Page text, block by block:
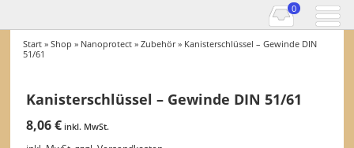
0
Start »Shop » Nanoprotect »Zubehör» Kanisterschlüssel – Gewinde DIN
51/61
Kanisterschlüssel – Gewinde DIN 51/61
8,06€ inkl. MwSt.